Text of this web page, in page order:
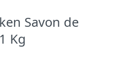
Savon de
Kg